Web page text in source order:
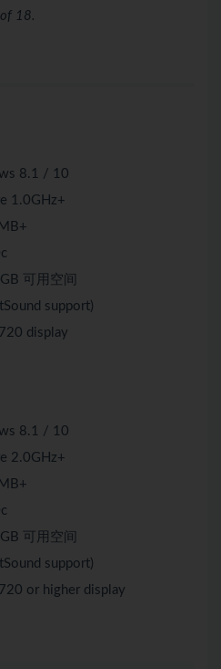
18.
8.1 / 10
1.0GHz+
可用空间
support)
display
8.1 / 10
2.0GHz+
可用空间
support)
or higher display